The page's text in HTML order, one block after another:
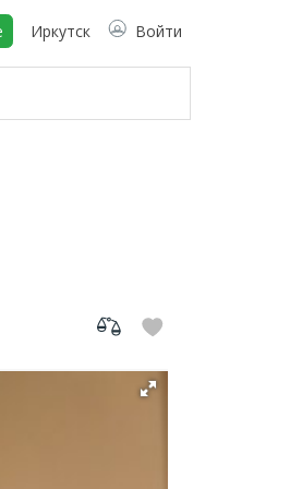
Иркутск Войти